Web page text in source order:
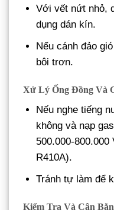
Với vết nứt nhỏ,
dụng dán kín.
Nếu cánh đảo
bôi trơn.
Xử Lý Ống Đồng Và
Nếu nghe tiếng
không và nạp
500.000-
R410A).
Tránh tự làm để
Kiểm Tra Và Cân